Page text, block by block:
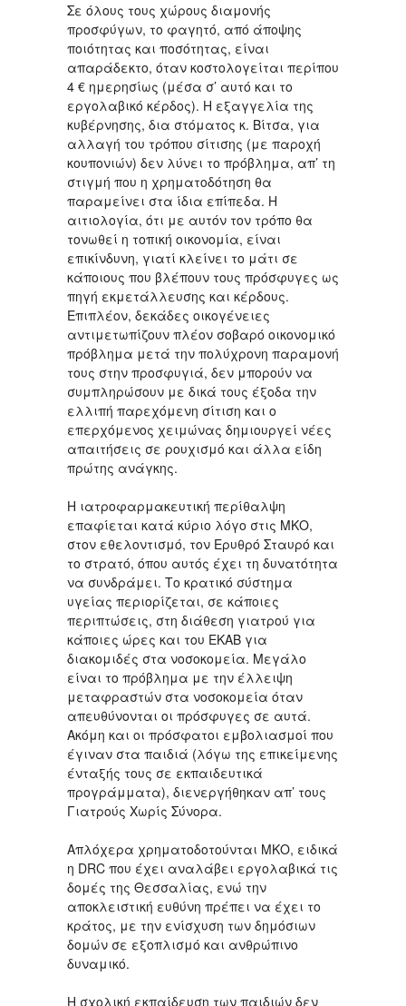
Σε όλους τους χώρους διαμονής
προσφύγων, το φαγητό, από άποψης
ποιότητας και ποσότητας, είναι
απαράδεκτο, όταν κοστολογείται περίπου
4 € ημερησίως (μέσα σ’ αυτό και το
εργολαβικό κέρδος). Η εξαγγελία της
κυβέρνησης, δια στόματος κ. Βίτσα, για
αλλαγή του τρόπου σίτισης (με παροχή
κουπονιών) δεν λύνει το πρόβλημα, απ’ τη
στιγμή που η χρηματοδότηση θα
παραμείνει στα ίδια επίπεδα. Η
αιτιολογία, ότι με αυτόν τον τρόπο θα
τονωθεί η τοπική οικονομία, είναι
επικίνδυνη, γιατί κλείνει το μάτι σε
κάποιους που βλέπουν τους πρόσφυγες ως
πηγή εκμετάλλευσης και κέρδους.
Επιπλέον, δεκάδες οικογένειες
αντιμετωπίζουν πλέον σοβαρό οικονομικό
πρόβλημα μετά την πολύχρονη παραμονή
τους στην προσφυγιά, δεν μπορούν να
συμπληρώσουν με δικά τους έξοδα την
ελλιπή παρεχόμενη σίτιση και ο
επερχόμενος χειμώνας δημιουργεί νέες
απαιτήσεις σε ρουχισμό και άλλα είδη
πρώτης ανάγκης.
Η ιατροφαρμακευτική περίθαλψη
επαφίεται κατά κύριο λόγο στις ΜΚΟ,
στον εθελοντισμό, τον Ερυθρό Σταυρό και
το στρατό, όπου αυτός έχει τη δυνατότητα
να συνδράμει. Το κρατικό σύστημα
υγείας περιορίζεται, σε κάποιες
περιπτώσεις, στη διάθεση γιατρού για
κάποιες ώρες και του ΕΚΑΒ για
διακομιδές στα νοσοκομεία. Μεγάλο
είναι το πρόβλημα με την έλλειψη
μεταφραστών στα νοσοκομεία όταν
απευθύνονται οι πρόσφυγες σε αυτά.
Ακόμη και οι πρόσφατοι εμβολιασμοί που
έγιναν στα παιδιά (λόγω της επικείμενης
ένταξής τους σε εκπαιδευτικά
προγράμματα), διενεργήθηκαν απ’ τους
Γιατρούς Χωρίς Σύνορα.
Απλόχερα χρηματοδοτούνται ΜΚΟ, ειδικά
η DRC που έχει αναλάβει εργολαβικά τις
δομές της Θεσσαλίας, ενώ την
αποκλειστική ευθύνη πρέπει να έχει το
κράτος, με την ενίσχυση των δημόσιων
δομών σε εξοπλισμό και ανθρώπινο
δυναμικό.
Η σχολική εκπαίδευση των παιδιών δεν